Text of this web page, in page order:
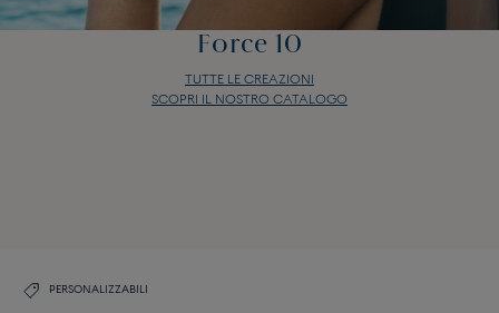
Force 10
TUTTE LE CREAZIONI
SCOPRI IL NOSTRO CATALOGO
PERSONALIZZABILI